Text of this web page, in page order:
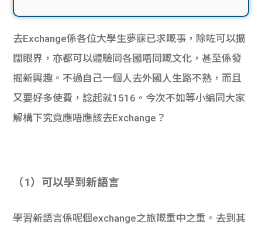
去Exchange係各位大學生夢寐已求嘅事，除咗可以擴
闊眼界，亦都可以體驗同各國唔同嘅文化，甚至係發
掘新興趣。不過自己一個人去外國人生路不熟，而且
又要好多使費，諗起就1516。今次不如等小編同大家
解構下究竟應唔應該去Exchange？
（1）可以學到新語言
學習新語言係呢個exchange之旅嘅重中之重。去到其